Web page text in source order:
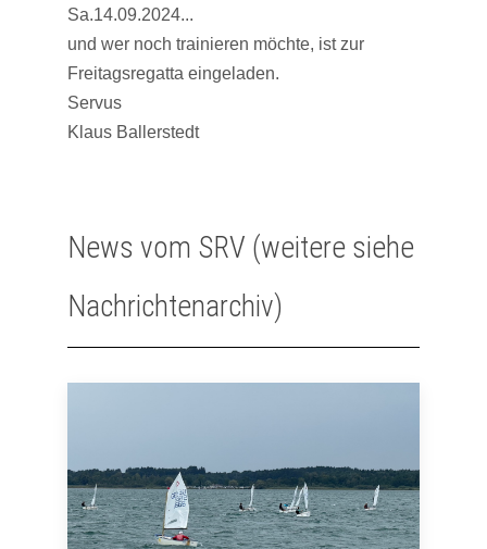
Sa.14.09.2024...
und wer noch trainieren möchte, ist zur
Freitagsregatta eingeladen.
Servus
Klaus Ballerstedt
News vom SRV (weitere siehe
Nachrichtenarchiv)